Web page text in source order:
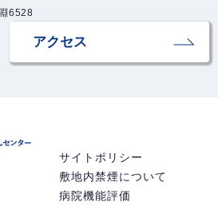
6528
アクセス
サイトポリシー
敷地内禁煙について
病院機能評価